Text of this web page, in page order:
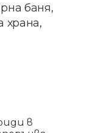
баня,
храна,
в